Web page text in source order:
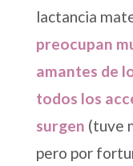
lactancia
preocupan
amantes de
todos los
surgen (tuve
pero por